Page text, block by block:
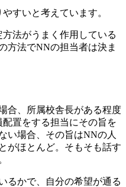
すいと考えています。
法がうまく作用している
方法でNNの担当者は決ま
合、所属校舎長がある程度
置をする担当にその旨を
い場合、その旨はNNの人
がほとんど。そもそも話す
るかで、自分の希望が通る